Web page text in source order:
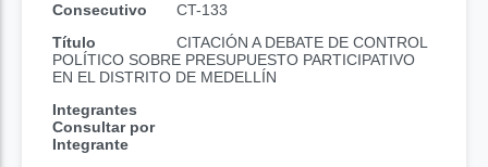
Consecutivo
CT-133
Título
CITACIÓN A DEBATE DE CONTROL
POLÍTICO SOBRE PRESUPUESTO PARTICIPATIVO
EN EL DISTRITO DE MEDELLÍN
Integrantes
Consultar por
Integrante